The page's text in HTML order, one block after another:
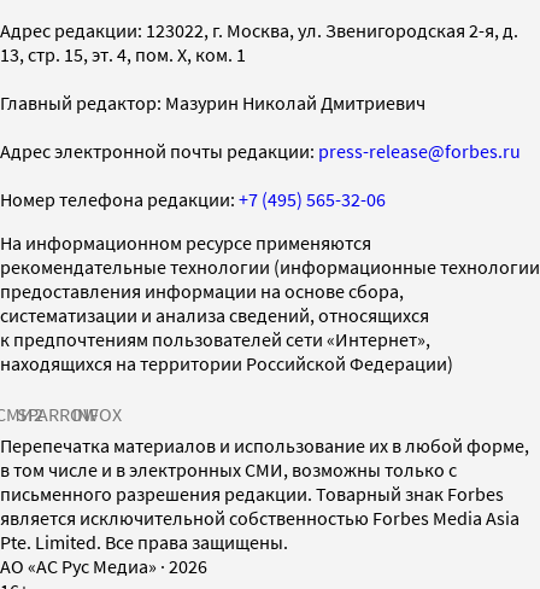
Адрес редакции: 123022, г. Москва, ул. Звенигородская 2-я, д.
13, стр. 15, эт. 4, пом. X, ком. 1
Главный редактор: Мазурин Николай Дмитриевич
Адрес электронной почты редакции: press-release@forbes.ru
Номер телефона редакции: +7 (495) 565-32-06
На информационном ресурсе применяются
рекомендательные технологии (информационные технологии
предоставления информации на основе сбора,
систематизации и анализа сведений, относящихся
к предпочтениям пользователей сети «Интернет»,
находящихся на территории Российской Федерации)
SPARROWINFOX
Перепечатка материалов и использование их в любой форме,
в том числе и в электронных СМИ, возможны только с
письменного разрешения редакции. Товарный знак Forbes
является исключительной собственностью Forbes Media Asia
Pte. Limited. Все права защищены.
AO «АС Рус Медиа» · 2026